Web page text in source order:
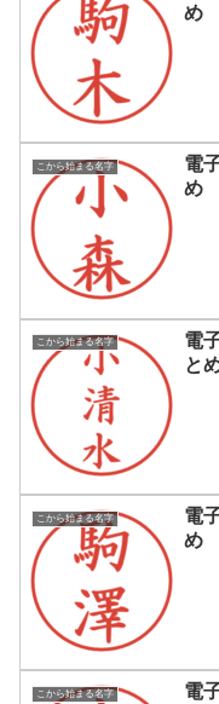
め
こから始まる名字
電
め
こから始まる名字
電
と
こから始まる名字
電
め
こから始まる名字
電